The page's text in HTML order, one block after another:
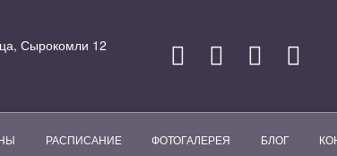
Сырокомли 12
РАСПИСАНИЕ ФОТОГАЛЕРЕЯ БЛОГ